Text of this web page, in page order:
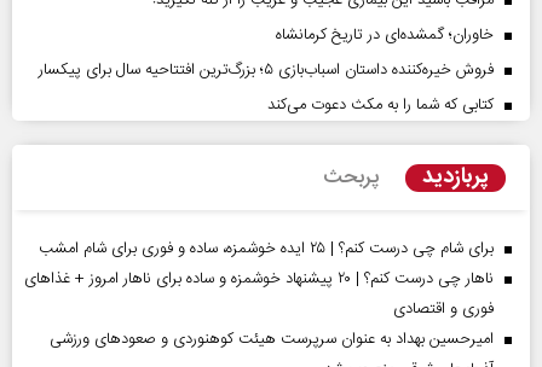
خاوران؛ گمشده‌ای در تاریخ کرمانشاه
فروش خیره‌کننده داستان اسباب‌بازی ۵؛ بزرگ‌ترین افتتاحیه سال برای پیکسار
کتابی که شما را به مکث دعوت می‌کند
پربازدید پربحث
برای شام چی درست کنم؟ | ۲۵ ایده خوشمزه، ساده و فوری برای شام امشب
ناهار چی درست کنم؟ | ۲۰ پیشنهاد خوشمزه و ساده برای ناهار امروز + غذاهای
فوری و اقتصادی
امیرحسین بهداد به عنوان سرپرست هیئت کوهنوردی و صعودهای ورزشی